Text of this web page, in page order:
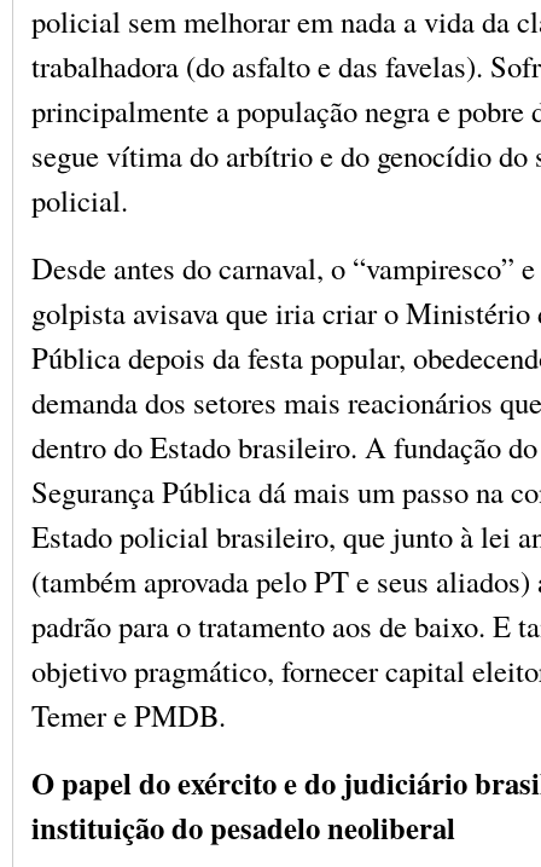
policial sem melhorar em nada a vida da
trabalhadora (do asfalto e das favelas).
principalmente a população negra e pobre
segue vítima do arbítrio e do genocídio do
policial.
Desde antes do carnaval, o “vampiresco”
golpista avisava que iria criar o Ministério
Pública depois da festa popular,
demanda dos setores mais reacionários
dentro do Estado brasileiro. A fundação
Segurança Pública dá mais um passo na
Estado policial brasileiro, que junto à lei
(também aprovada pelo PT e seus
padrão para o tratamento aos de baixo. E
objetivo pragmático, fornecer capital
Temer e PMDB.
O papel do exército e do judiciário
instituição do pesadelo neoliberal